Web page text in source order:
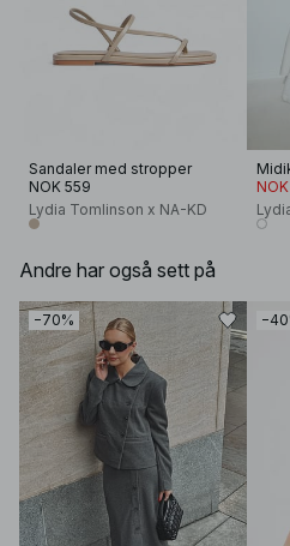
Sandaler med stropper
NOK 559
Lydia Tomlinson x NA-KD
Andre har også sett på
−70%